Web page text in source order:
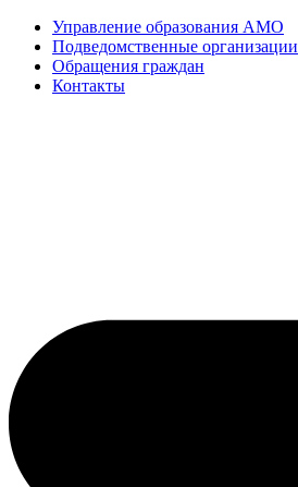
Управление образования АМО
Подведомственные организации
Обращения граждан
Контакты